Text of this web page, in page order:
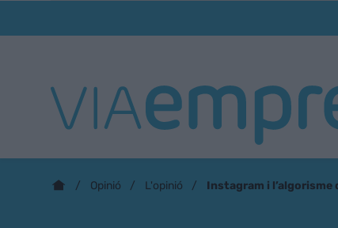
Opinió L'opinió Instagram i l’algorisme